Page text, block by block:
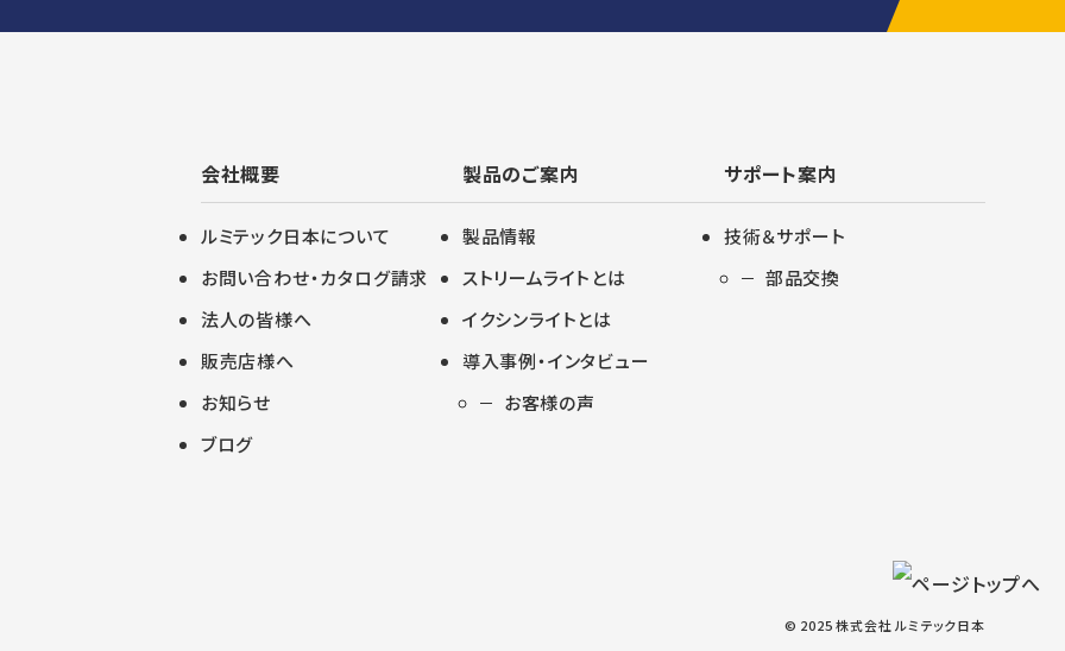
会社概要
ルミテック日本について
お問い合わせ・カタログ請求
法人の皆様へ
販売店様へ
お知らせ
ブログ
製品のご案内
製品情報
ストリームライトとは
イクシンライトとは
導入事例・インタビュー
お客様の声
サポート案内
技術＆サポート
部品交換
© 2025 株式会社 ルミテック日本